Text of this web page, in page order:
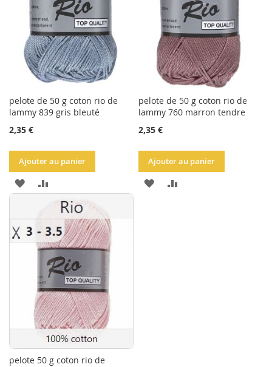
D'ACHATS
D'ACHATS
pelote de 50 g coton rio de
lammy 839 gris bleuté
2,35 €
Ajouter au panier
AJOUTER
LA
LISTE
D'ACHATS
AU
COMPARATEUR
pelote de 50 g coton rio de
lammy 760 marron tendre
2,35 €
Ajouter au panier
AJOUTER
pelote 50 g coton rio de